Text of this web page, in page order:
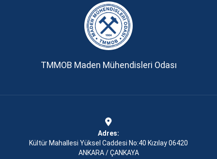
TMMOB Maden Mühendisleri Odası
Adres:
Kültür Mahallesi Yüksel Caddesi No:40 Kızılay 06420
ANKARA / ÇANKAYA